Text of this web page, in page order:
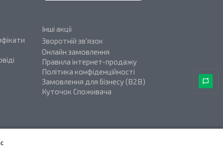
Інші акції
Зворотній зв'язок
Онлайн замовлення
Правила інтернет-продажу
Політика конфіденційності
Замовлення для бізнесу (B2B)
Куточок Споживача